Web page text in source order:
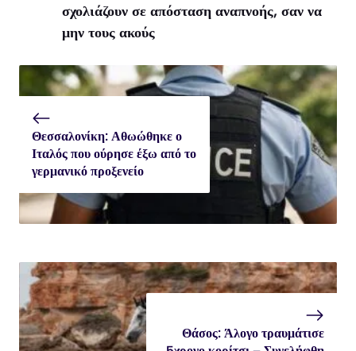
σχολιάζουν σε απόσταση αναπνοής, σαν να
μην τους ακούς
Θεσσαλονίκη: Αθωώθηκε ο
Ιταλός που ούρησε έξω από το
γερμανικό προξενείο
Θάσος: Άλογο τραυμάτισε